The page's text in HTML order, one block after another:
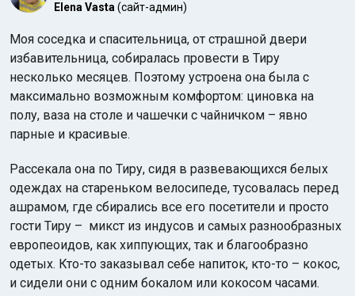
Elena Vasta (сайт-админ)
Моя соседка и спасительница, от страшной двери
избавительница, собиралась провести в Тиру
несколько месяцев. Поэтому устроена она была с
максимально возможным комфортом: циновка на
полу, ваза на столе и чашечки с чайничком – явно
парные и красивые.
Рассекала она по Тиру, сидя в развевающихся белых
одеждах на стареньком велосипеде, тусовалась перед
ашрамом, где сбирались все его посетители и просто
гости Тиру – микст из индусов и самых разнообразных
европеоидов, как хиппующих, так и благообразно
одетых. Кто-то заказывал себе напиток, кто-то – кокос,
и сидели они с одним бокалом или кокосом часами.